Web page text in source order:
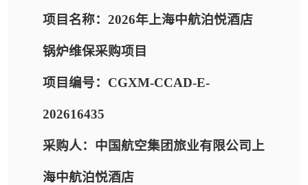
项目名称：2026年上海中航泊悦酒店
锅炉维保采购项目
项目编号：CGXM-CCAD-E-
202616435
采购人：中国航空集团旅业有限公司上
海中航泊悦酒店